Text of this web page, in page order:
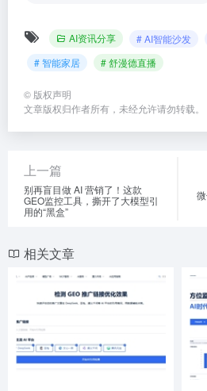
AI资讯分享 # AI智能沙发
# 智能家居
# 舒漫德直播
© 版权声明
文章版权归作者所有，未经允许请勿转载。
上一篇
​别再盲目做 AI 营销了！这款
GEO监控工具，撕开了大模型引
用的“黑盒”
相关文章